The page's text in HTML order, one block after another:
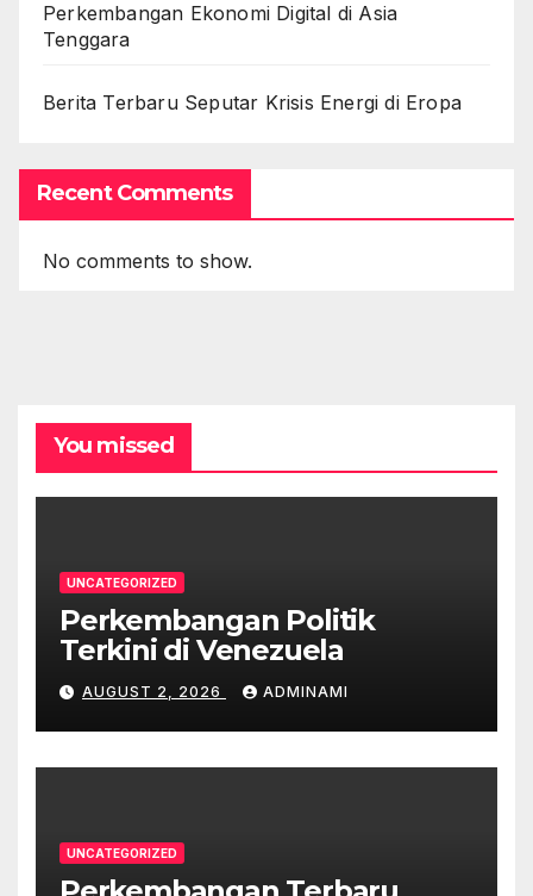
Perkembangan Ekonomi Digital di Asia
Tenggara
Berita Terbaru Seputar Krisis Energi di Eropa
Recent Comments
No comments to show.
You missed
UNCATEGORIZED
Perkembangan Politik
Terkini di Venezuela
AUGUST 2, 2026 ADMINAMI
UNCATEGORIZED